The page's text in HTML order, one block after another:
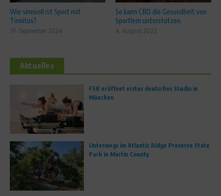
Wie sinnvoll ist Sport mit
Tinnitus?
19. September 2024
So kann CBD die Gesundheit von
Sportlern unterstützen
4. August 2022
Aktuelles
FS8 eröffnet erstes deutsches Studio in
München
Unterwegs im Atlantic Ridge Preserve State
Park in Martin County